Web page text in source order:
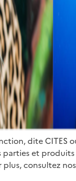
dite CITES
et produits
consultez